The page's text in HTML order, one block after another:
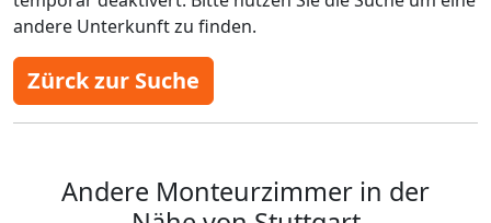
andere Unterkunft zu finden.
Zürck zur Suche
Andere Monteurzimmer in der